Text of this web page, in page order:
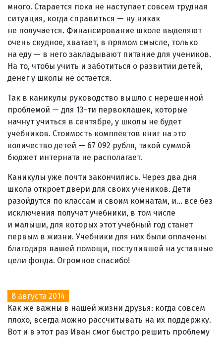
много. Старается пока не наступает совсем трудная
ситуация, когда справиться — ну никак
не получается. Финансирование школе выделяют
очень скудное, хватает, в прямом смысле, только
на еду — в него закладывают питание для учеников.
На то, чтобы учить и заботиться о развитии детей,
денег у школы не остается.
Так в каникулы руководство вышло с нерешенной
проблемой — для 13-ти первоклашек, которые
начнут учиться в сентябре, у школы не будет
учебников. Стоимость комплектов книг на это
количество детей — 67 092 рубля, такой суммой
бюджет интерната не располагает.
Каникулы уже почти закончились. Через два дня
школа откроет двери для своих учеников. Дети
разойдутся по классам и своим комнатам, и... все без
исключения получат учебники, в том числе
и малыши, для которых этот учебный год станет
первым в жизни. Учебники для них были оплачены
благодаря вашей помощи, поступившей на уставные
цели фонда. Огромное спасибо!
8 августа 2014
Как же важны в нашей жизни друзья: когда совсем
плохо, всегда можно рассчитывать на их поддержку.
Вот и в этот раз Иван смог быстро решить проблему